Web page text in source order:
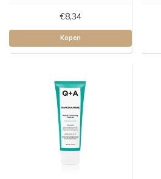
€8,34
Kopen